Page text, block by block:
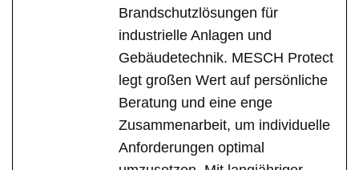
Brandschutzlösungen für
industrielle Anlagen und
Gebäudetechnik. MESCH Protect
legt großen Wert auf persönliche
Beratung und eine enge
Zusammenarbeit, um individuelle
Anforderungen optimal